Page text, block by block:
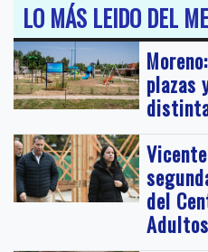
LO MÁS LEIDO DEL
plazas
del